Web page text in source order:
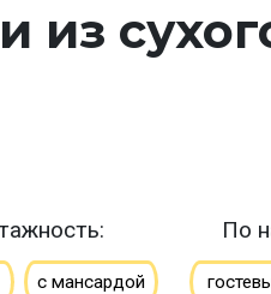
из
с мансардой
По